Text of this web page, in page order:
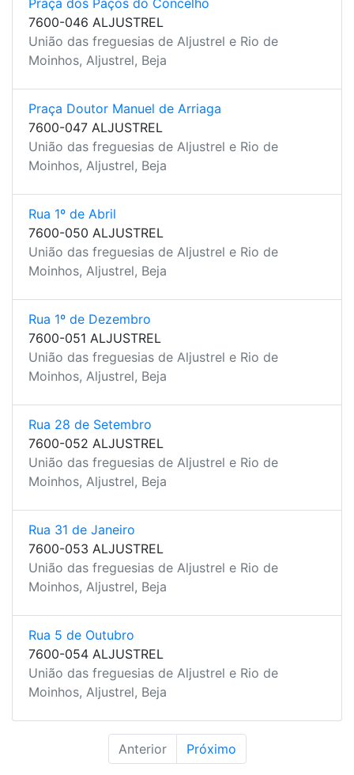
Praça dos Paços do Concelho
7600-046 ALJUSTREL
União das freguesias de Aljustrel e Rio de
Moinhos, Aljustrel, Beja
Praça Doutor Manuel de Arriaga
7600-047 ALJUSTREL
União das freguesias de Aljustrel e Rio de
Moinhos, Aljustrel, Beja
Rua 1º de Abril
7600-050 ALJUSTREL
União das freguesias de Aljustrel e Rio de
Moinhos, Aljustrel, Beja
Rua 1º de Dezembro
7600-051 ALJUSTREL
União das freguesias de Aljustrel e Rio de
Moinhos, Aljustrel, Beja
Rua 28 de Setembro
7600-052 ALJUSTREL
União das freguesias de Aljustrel e Rio de
Moinhos, Aljustrel, Beja
Rua 31 de Janeiro
7600-053 ALJUSTREL
União das freguesias de Aljustrel e Rio de
Moinhos, Aljustrel, Beja
Rua 5 de Outubro
7600-054 ALJUSTREL
União das freguesias de Aljustrel e Rio de
Moinhos, Aljustrel, Beja
Anterior Próximo